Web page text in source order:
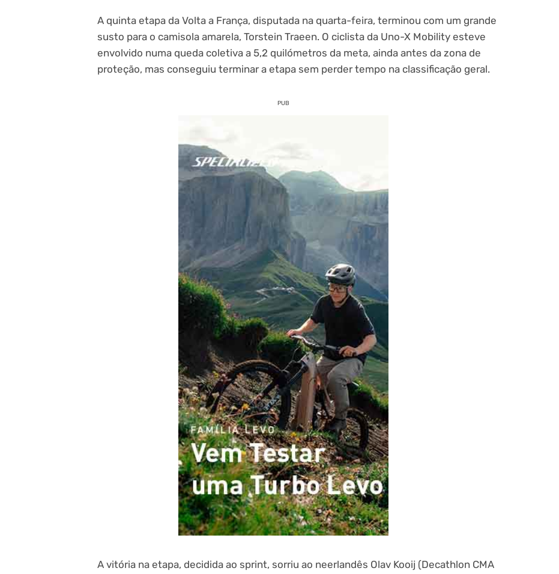
A quinta etapa da Volta a França, disputada na quarta-feira, terminou com um grande
susto para o camisola amarela, Torstein Traeen. O ciclista da Uno-X Mobility esteve
envolvido numa queda coletiva a 5,2 quilómetros da meta, ainda antes da zona de
proteção, mas conseguiu terminar a etapa sem perder tempo na classificação geral.
PUB
A vitória na etapa, decidida ao sprint, sorriu ao neerlandês Olav Kooij (Decathlon CMA